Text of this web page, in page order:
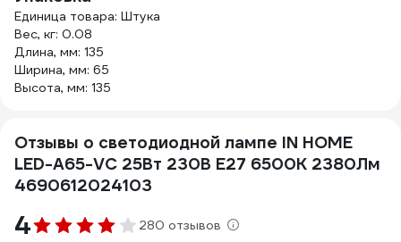
Единица товара: Штука
Вес, кг: 0.08
Длина, мм: 135
Ширина, мм: 65
Высота, мм: 135
Отзывы о светодиодной лампе IN HOME
LED-A65-VC 25Вт 230В Е27 6500К 2380Лм
4690612024103
4 280 отзывов